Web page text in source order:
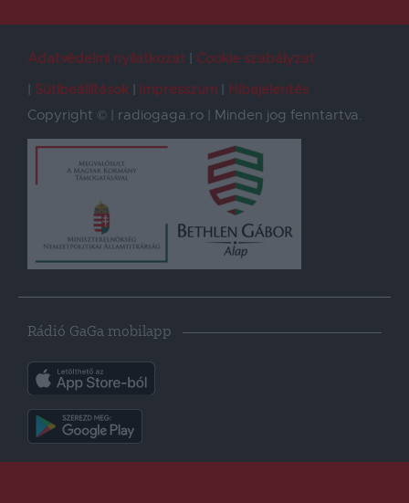
Adatvédelmi nyilatkozat
Cookie szabályzat
Sütibeállítások
Impresszum
Hibajelentés
Copyright © | radiogaga.ro | Minden jog fenntartva.
Rádió GaGa mobilapp